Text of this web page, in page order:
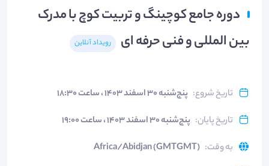
دوره جامع کوچینگ و تربیت کوچ با مدرک
بین المللی و فنی حرفه ای
رویداد آنلاین
تاریخ شروع: پنج‌شنبه ۳۰ اسفند ۱۴۰۳ ، ساعت ۱۸:۳۰
تاریخ پایان: پنج‌شنبه ۳۰ اسفند ۱۴۰۳ ، ساعت ۱۹:۰۰
به وقت:
Africa/Abidjan (GMTGMT)